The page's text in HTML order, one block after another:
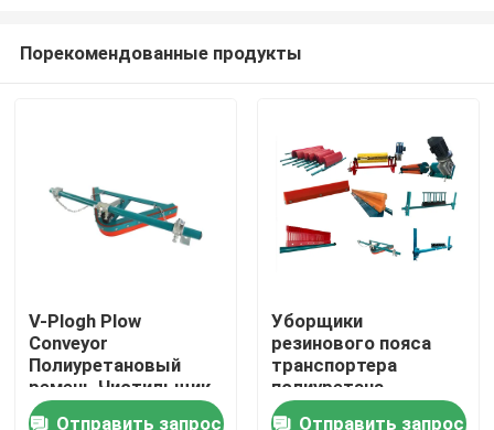
Продукция
Ролики
Порекомендованные продукты
V-Plogh Plow
Conveyor
Полиуретановый
ремень Чистильщик
Скреб для ремня
Отправить запрос
Уборщики
резинового пояса
транспортера
полиуретана
материальные для
Отправить запрос